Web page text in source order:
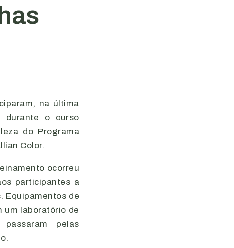
na última
durante o curso
do Programa
Color.
ocorreu
participantes a
Equipamentos de
um laboratório de
pelas